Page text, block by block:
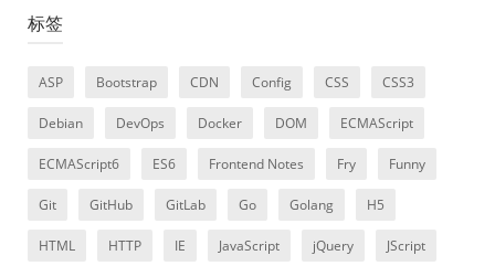
标签
ASP Bootstrap CDN Config CSS CSS3
Debian DevOps Docker DOM ECMAScript
ECMAScript6 ES6 Frontend Notes Fry Funny
Git GitHub GitLab Go Golang H5
HTML HTTP IE JavaScript jQuery JScript